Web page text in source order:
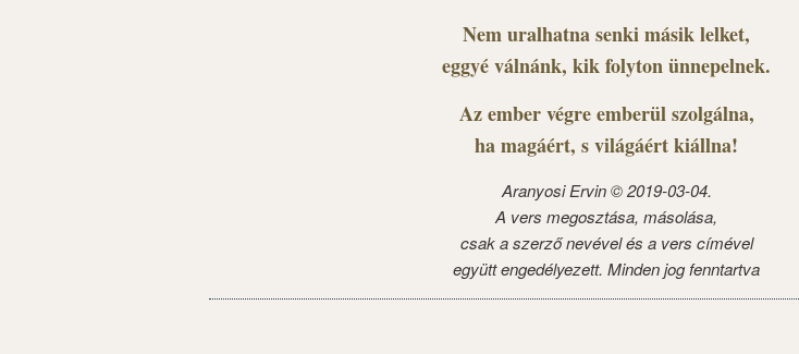
Nem uralhatna senki másik lelket,
eggyé válnánk, kik folyton ünnepelnek.
Az ember végre emberül szolgálna,
ha magáért, s világáért kiállna!
Aranyosi Ervin ©2019-03-04.
A vers megosztása, másolása,
csak a szerző nevével és a vers címével
együtt engedélyezett. Minden jog fenntartva